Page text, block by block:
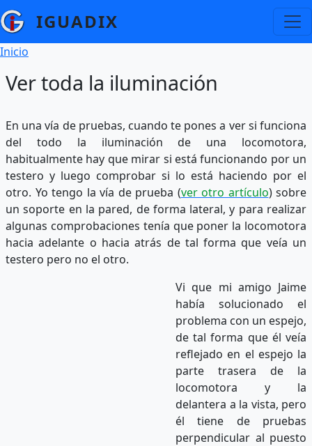
Pasar al contenido principal
IGUADIX
Ruta de navegación
Inicio
Ver toda la iluminación
En una vía de pruebas, cuando te pones a ver si funciona
del todo la iluminación de una locomotora,
habitualmente hay que mirar si está funcionando por un
testero y luego comprobar si lo está haciendo por el
otro. Yo tengo la vía de prueba (ver otro artículo) sobre
un soporte en la pared, de forma lateral, y para realizar
algunas comprobaciones tenía que poner la locomotora
hacia adelante o hacia atrás de tal forma que veía un
testero pero no el otro.
Vi que mi amigo Jaime
había solucionado el
problema con un espejo,
de tal forma que él veía
reflejado en el espejo la
parte trasera de la
locomotora y la
delantera a la vista, pero
él tiene de pruebas
perpendicular al puesto